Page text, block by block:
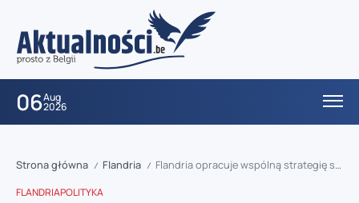
06Aug
2026
Strona główna / Flandria / Flandria opracuje wspólną strategię sztucznej inteligencji w edukacji – 10 milionów euro na start
FLANDRIAPOLITYKA